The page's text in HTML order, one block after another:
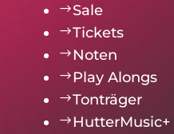
$Sale
$Tickets
$ Noten
$ Play Alongs
$Tonträger
$ HutterMusic+